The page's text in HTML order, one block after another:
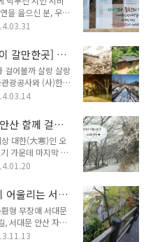
산자락길은 아름드
읍니다.
을 읊으신 분, 우리
두진 시인
내고 연희동에서
던 분이었습니
숲길로 지난해 11
시비 제막식이 열렸
폭 120cm)에는
자, 후배 시인,
갈만한곳] 봄
따라 걸어볼
걸어볼까 살랑 살랑
광공사와 (사)한국
서대문 안산자락
러분께 데이트코
좋은 여행지로 선
볼까요?^^* 안산
락길로 총 연장
특징입니다. 다양
, 연세대학교 등
산 함께 걸으
대한(大寒)인 오
가운데 마지막 스
부터 아침까지 많
산의 모습은 더더
안산자락길을 걸
감상해 보아요
려지는 이유는 겨
설경이 마치 한
어울리는 서대
세요♥
형 무장애 서대문
, 서대문 안산 자락
받아온 서대문 안